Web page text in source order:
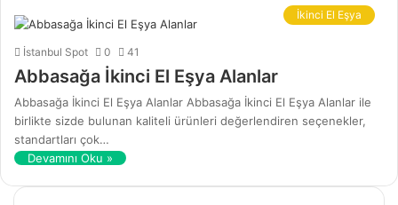
İkinci El Eşya
İstanbul Spot 0 41
Abbasağa İkinci El Eşya Alanlar
Abbasağa İkinci El Eşya Alanlar Abbasağa İkinci El Eşya Alanlar ile
birlikte sizde bulunan kaliteli ürünleri değerlendiren seçenekler,
standartları çok…
Devamını Oku »